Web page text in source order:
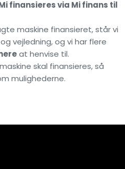
finansieres via Mi finans til
maskine finansieret, står vi
vejledning, og vi har flere
at henvise til.
skal finansieres, så
mulighederne.